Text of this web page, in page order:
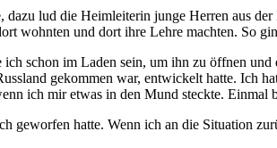
lud die Heimleiterin junge Herren aus
wohnten und dort ihre Lehre machten. So
schon im Laden sein, um ihn zu öffnen
gekommen war, entwickelt hatte. Ich
ich mir etwas in den Mund steckte. Einmal
hatte. Wenn ich an die Situation